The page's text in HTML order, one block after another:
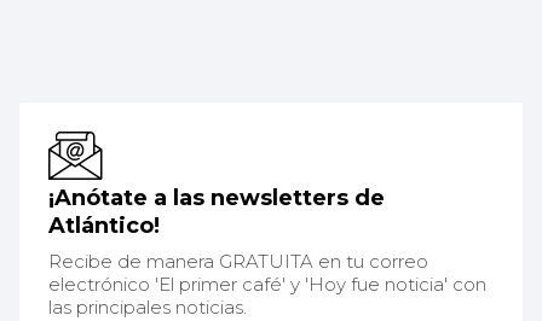
¡Anótate a las newsletters de
Atlántico!
Recibe de manera GRATUITA en tu correo
electrónico 'El primer café' y 'Hoy fue noticia' con
las principales noticias.